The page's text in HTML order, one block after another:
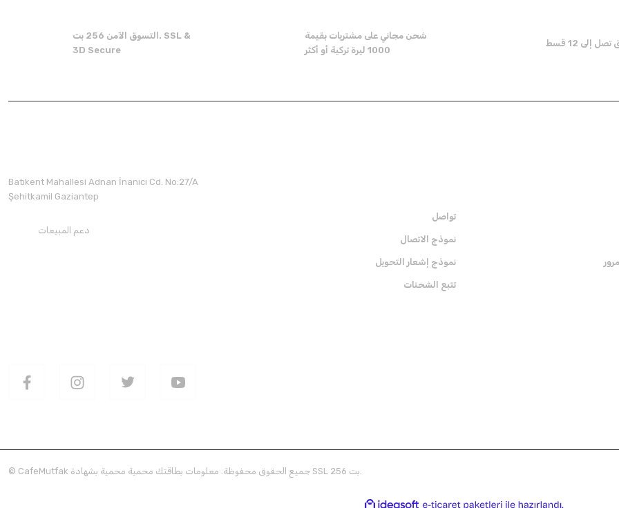
التسوق الآمن 256 بت. SSL &
3D Secure
شحن مجاني على مشتريات بقيمة
1000 ليرة تركية أو أكثر
إلى 12 قسط
Batıkent Mahallesi Adnan İnanıcı Cd. No:27/A
Şehitkamil Gaziantep
دعم المبيعات
تواصل
نموذج الاتصال
نموذج إشعار التحويل
تتبع الشحنات
© CafeMutfak جميع الحقوق محفوظة. معلومات بطاقتك محمية محمية بشهادة SSL 256 بت.
ideasoft e-